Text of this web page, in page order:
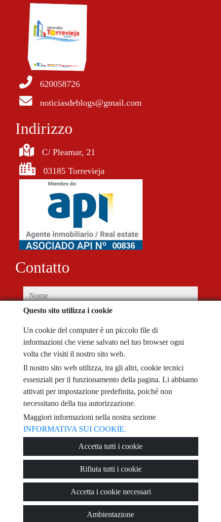
620058726
noticiasdeblogs@gmail.com
Indirizzo
C/ Pleamar, 21
03185 Torrevieja
Contatto
nome
email
Ho letto e accettato le condizioni d'uso e
messaggio
Inviare
Questo sito utilizza i cookie
Un cookie del computer è un piccolo file di
informazioni che viene salvato nel tuo browser ogni
volta che visiti il ​​nostro sito web.
Il nostro sito web utilizza, tra gli altri, cookie tecnici
essenziali per il funzionamento della pagina. Li abbiamo
attivati ​​per impostazione predefinita, poiché non
necessitano della tua autorizzazione.
Maggiori informazioni nella nostra sezione
INFORMATIVA SUI COOKIE.
Accetta tutti i cookie
Rifiuta tutti i cookie
Accetta i cookie necessari
Ambientazione